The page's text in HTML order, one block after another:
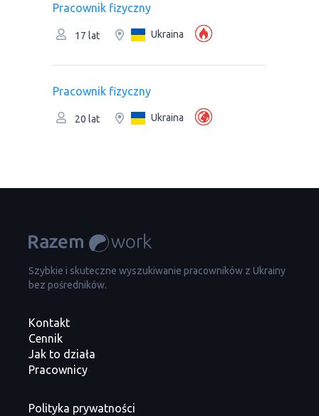
Pracownik fizyczny
17 lat Ukraina
Pracownik fizyczny
20 lat Ukraina
Szybkie i skuteczne wyszukiwanie pracowników z Ukrainy
bez pośredników.
Kontakt
Cennik
Jak to działa
Pracownicy
Polityka prywatności